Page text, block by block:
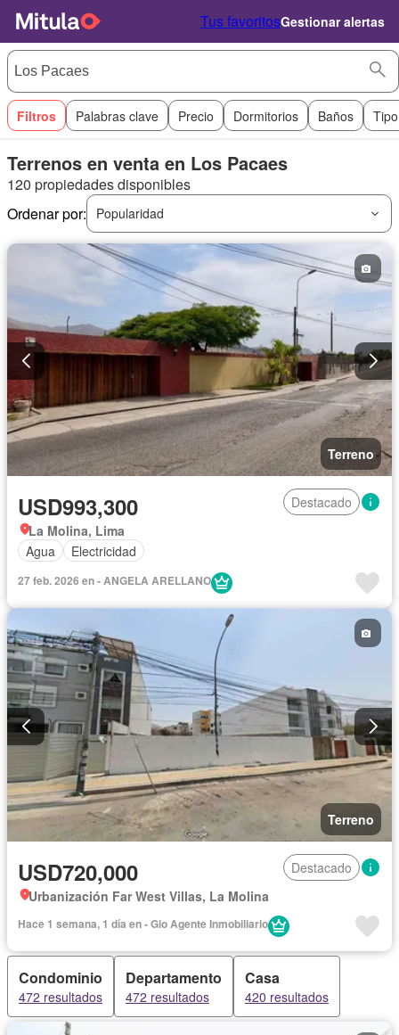
Tus favoritosGestionar alertas
Filtros Palabras clave Precio Dormitorios Baños
Terrenos en venta en Los Pacaes
120 propiedades disponibles
Ordenar por:
Popularidad
Terreno
USD993,300
Destacado
La Molina, Lima
Agua
Electricidad
27 feb. 2026 en - ANGELA ARELLANO
Terreno
USD720,000
Destacado
Urbanización Far West Villas, La Molina
Hace 1 semana, 1 día en - Gio Agente Inmobiliario
Condominio
472 resultados
Departamento
472 resultados
Casa
420 resultados